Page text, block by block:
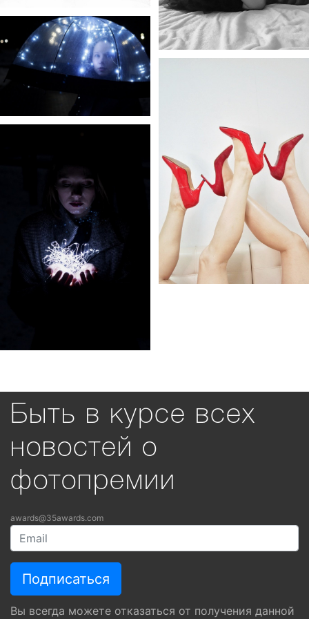
Быть в курсе всех
новостей о
фотопремии
awards@35awards.com
Вы всегда можете отказаться от получения данной